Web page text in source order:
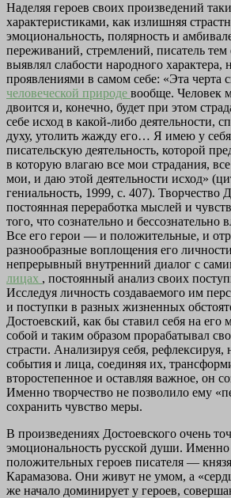
Наделяя героев своих произведений
характеристиками, как излишняя
эмоциональность, полярность и
переживаний, стремлений, писатель
выявлял слабости народного характера,
проявлениями в самом себе: «Эта черта
человеческой природе вообще. Человек
двоится и, конечно, будет при этом
себе исход в какой-либо деятельности,
духу, утолить жажду его… Я имею у себя
писательскую деятельность, которой
в которую влагаю все мои страдания,
мои, и даю этой деятельности исход»
гениальность, 1999, с. 407). Творчество
постоянная переработка мыслей и
того, что сознательно и бессознательно
Все его герои — и положительные, и
разнообразные воплощения его
непрерывный внутренний диалог с
лицах , постоянный анализ своих
Исследуя личность создаваемого им
и поступки в разных жизненных
Достоевский, как бы ставил себя на его
собой и таким образом прорабатывал
страсти. Анализируя себя, рефлексируя,
события и лица, соединяя их,
второстепенное и оставляя важное, он
Именно творчество не позволило ему
сохранить чувство меры.
В произведениях Достоевского очень
эмоциональность русской души. Именно
положительных героев писателя —
Карамазова. Они живут не умом, а
же начало доминирует у героев,